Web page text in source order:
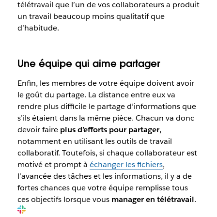
télétravail que l’un de vos collaborateurs a produit
un travail beaucoup moins qualitatif que
d’habitude.
Une équipe qui aime partager
Enfin, les membres de votre équipe doivent avoir
le goût du partage. La distance entre eux va
rendre plus difficile le partage d’informations que
s’ils étaient dans la même pièce. Chacun va donc
devoir faire plus d’efforts pour partager,
notamment en utilisant les outils de travail
collaboratif. Toutefois, si chaque collaborateur est
motivé et prompt à échanger les fichiers,
l’avancée des tâches et les informations, il y a de
fortes chances que votre équipe remplisse tous
ces objectifs lorsque vous manager en télétravail.